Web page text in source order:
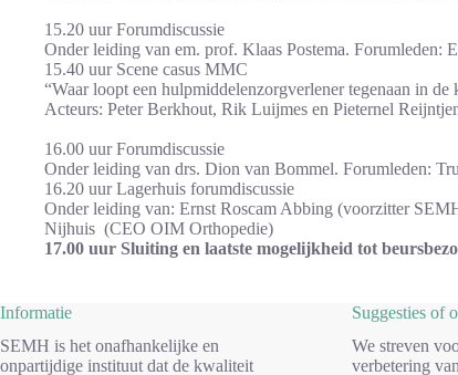
15.20 uur Forumdiscussie
Onder leiding van em. prof. Klaas Postema. Forumleden:
15.40 uur Scene casus MMC
“Waar loopt een hulpmiddelenzorgverlener tegenaan in de
Acteurs: Peter Berkhout, Rik Luijmes en Pieternel
16.00 uur Forumdiscussie
Onder leiding van drs. Dion van Bommel. Forumleden:
16.20 uur Lagerhuis forumdiscussie
Onder leiding van: Ernst Roscam Abbing (voorzitter
Nijhuis (CEO OIM Orthopedie)
17.00 uur Sluiting en laatste mogelijkheid tot
Informatie
SEMH is het onafhankelijke en
onpartijdige instituut dat de kwaliteit
Suggesties of
We streven
verbetering